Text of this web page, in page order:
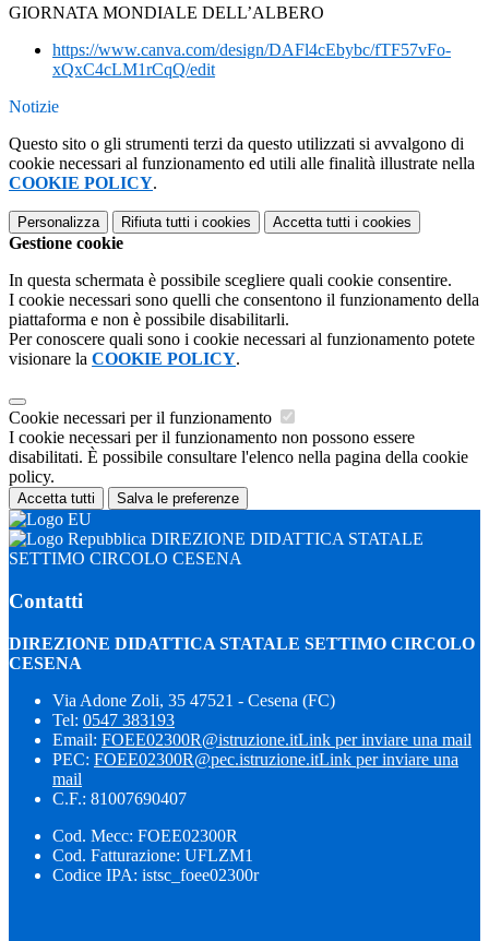
GIORNATA MONDIALE DELL’ALBERO
https://www.canva.com/design/DAFl4cEbybc/fTF57vFo-
xQxC4cLM1rCqQ/edit
Notizie
Questo sito o gli strumenti terzi da questo utilizzati si avvalgono di
cookie necessari al funzionamento ed utili alle finalità illustrate nella
COOKIE POLICY.
Personalizza Rifiuta tutti i cookies Accetta tutti i cookies
Gestione cookie
In questa schermata è possibile scegliere quali cookie consentire.
I cookie necessari sono quelli che consentono il funzionamento della
piattaforma e non è possibile disabilitarli.
Per conoscere quali sono i cookie necessari al funzionamento potete
visionare la COOKIE POLICY.
Cookie necessari per il funzionamento
I cookie necessari per il funzionamento non possono essere
disabilitati. È possibile consultare l'elenco nella pagina della cookie
policy.
Accetta tutti Salva le preferenze
DIREZIONE DIDATTICA STATALE
SETTIMO CIRCOLO CESENA
Contatti
DIREZIONE DIDATTICA STATALE SETTIMO CIRCOLO
CESENA
Via Adone Zoli, 35 47521 - Cesena (FC)
Tel: 0547 383193
Email: FOEE02300R@istruzione.itLink per inviare una mail
PEC: FOEE02300R@pec.istruzione.itLink per inviare una
mail
C.F.: 81007690407
Cod. Mecc: FOEE02300R
Cod. Fatturazione: UFLZM1
Codice IPA: istsc_foee02300r